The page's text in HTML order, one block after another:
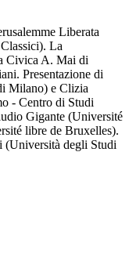
Liberata
La
Civica A. Mai di
Presentazione di
Milano) e Clizia
- Centro di Studi
Gigante (Université
libre de Bruxelles).
(Università degli Studi